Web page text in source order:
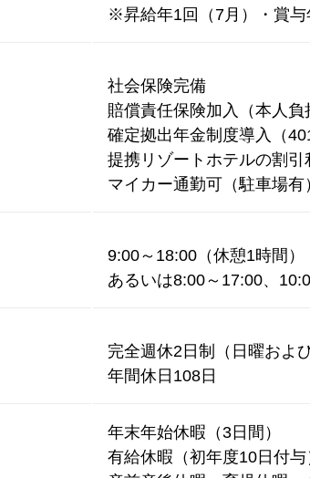
※昇給年1回（7月）・賞与
社会保険完備
賠償責任保険加入（本人負
確定拠出年金制度導入（
提携リゾートホテルの割引
マイカー通勤可（駐車場有
9:00～18:00（休憩1時間）
あるいは8:00～17:00、
完全週休2日制（日曜およ
年間休日108日
年末年始休暇（3日間）
有給休暇（初年度10日付与